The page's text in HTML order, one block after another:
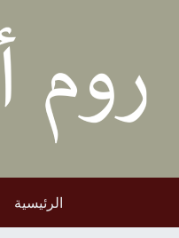
الرئيسية